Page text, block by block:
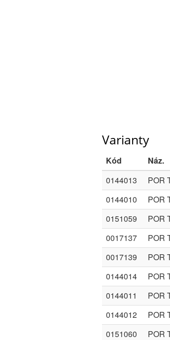
Varianty
Kód Náz.
0144013
POR
0144010
POR
0151059
POR
0017137
POR
0017139
POR
0144014
POR
0144011
POR
0144012
POR
0151060
POR